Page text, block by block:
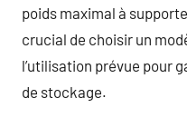
poids maximal à
crucial de choisir un
l’utilisation prévue pour
de stockage.